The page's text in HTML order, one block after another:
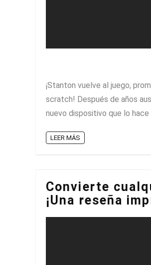
¡Stanton vuelve al juego,
scratch! Después de años
nuevo dispositivo que lo
LEER MÁS
Convierte
¡Una reseña